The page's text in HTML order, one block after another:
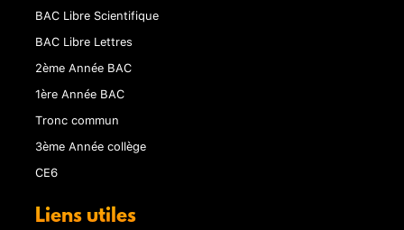
BAC Libre Scientifique
BAC Libre Lettres
2ème Année BAC
1ère Année BAC
Tronc commun
3ème Année collège
CE6
Liens utiles